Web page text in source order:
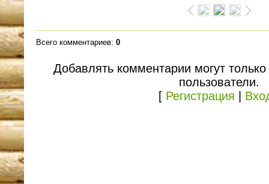
Всего комментариев: 0
Добавлять комментарии могут
пользователи.
[ Регистрация